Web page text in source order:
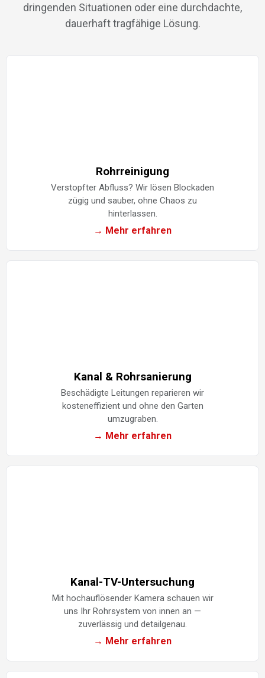
dringenden Situationen oder eine durchdachte,
dauerhaft tragfähige Lösung.
Rohrreinigung
Verstopfter Abfluss? Wir lösen Blockaden
zügig und sauber, ohne Chaos zu
hinterlassen.
→ Mehr erfahren
Kanal & Rohrsanierung
Beschädigte Leitungen reparieren wir
kosteneffizient und ohne den Garten
umzugraben.
→ Mehr erfahren
Kanal-TV-Untersuchung
Mit hochauflösender Kamera schauen wir
uns Ihr Rohrsystem von innen an —
zuverlässig und detailgenau.
→ Mehr erfahren